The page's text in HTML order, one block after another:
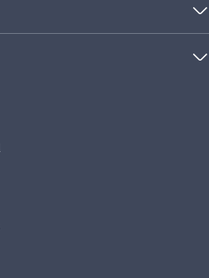
seta_baixo
seta_baixo